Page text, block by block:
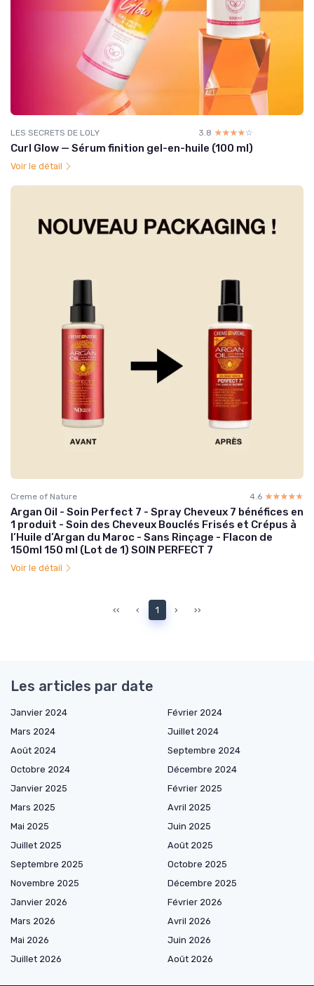
LES SECRETS DE LOLY 3.8 ☆☆☆☆☆
★★★★★
Curl Glow — Sérum finition gel-en-huile (100 ml)
Voir le détail
Creme of Nature 4.6 ☆☆☆☆☆
★★★★★
Argan Oil - Soin Perfect 7 - Spray Cheveux 7 bénéfices en
1 produit - Soin des Cheveux Bouclés Frisés et Crépus à
l’Huile d’Argan du Maroc - Sans Rinçage - Flacon de
150ml 150 ml (Lot de 1) SOIN PERFECT 7
Voir le détail
‹‹ ‹ 1 › ››
Les articles par date
Janvier 2024
Février 2024
Mars 2024
Juillet 2024
Août 2024
Septembre 2024
Octobre 2024
Décembre 2024
Janvier 2025
Février 2025
Mars 2025
Avril 2025
Mai 2025
Juin 2025
Juillet 2025
Août 2025
Septembre 2025
Octobre 2025
Novembre 2025
Décembre 2025
Janvier 2026
Février 2026
Mars 2026
Avril 2026
Mai 2026
Juin 2026
Juillet 2026
Août 2026